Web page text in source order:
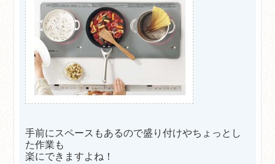
手前にスペースもあるので盛り付けやちょっとし
た作業も
楽にできますよね！